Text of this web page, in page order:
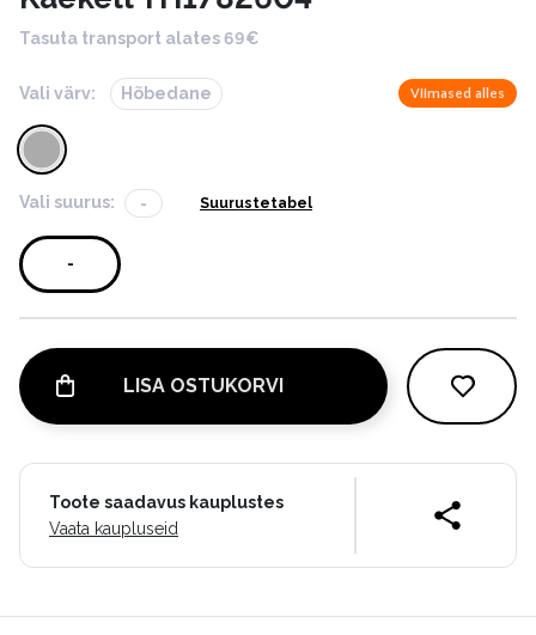
Tasuta transport alates 69€
Vali värv: Hõbedane Viimased alles
Vali suurus: - Suurustetabel
-
LISA OSTUKORVI
Toote saadavus kauplustes
Vaata kaupluseid